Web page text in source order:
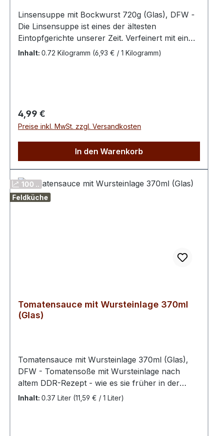
Linsensuppe mit Bockwurst 720g (Glas), DFW -
Die Linsensuppe ist eines der ältesten
Eintopfgerichte unserer Zeit. Verfeinert mit ein
wenig Zucker und Essig, wird die Linsensuppe zu
eine Bockwurst hinzugefügt.Zutaten: Wasser,
20% Linsen, 15% Kartoffeln, 15% Bockwurst
(80% Schweinefleisch, Wasser, Salz, Gewürze,
Stabilisator: Diphosphate, Antioxidationsmittel:
Natriumnitrit, Schweinedarm, Buchenrauch),
Suppengemüse in veränderlichen
Gewichtsanteilen (Möhren, Sellerie, Porree),
0,2gEiweiß 7,3gSalz 1,7gNettofüllmenge: 720g
Inhalt: 0.72 Kilogramm (6,93 € / 1 Kilogramm)
Regulärer Preis:
4,99 €
Preise inkl. MwSt. zzgl. Versandkosten
In den Warenkorb
100 ..
Feldküche
Tomatensauce mit Wursteinlage 370ml
(Glas)
Tomatensauce mit Wursteinlage 370ml (Glas),
DFW - Tomatensoße mit Wursteinlage nach
altem DDR-Rezept - wie es sie früher in der
Schulkantine gab. Einfach im Topf erhitzen und
Inhalt: 0.37 Liter (11,59 € / 1 Liter)